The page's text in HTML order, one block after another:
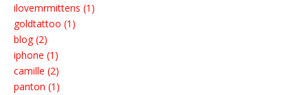
ilovemrmittens (1)
goldtattoo (1)
blog (2)
iphone (1)
camille (2)
panton (1)